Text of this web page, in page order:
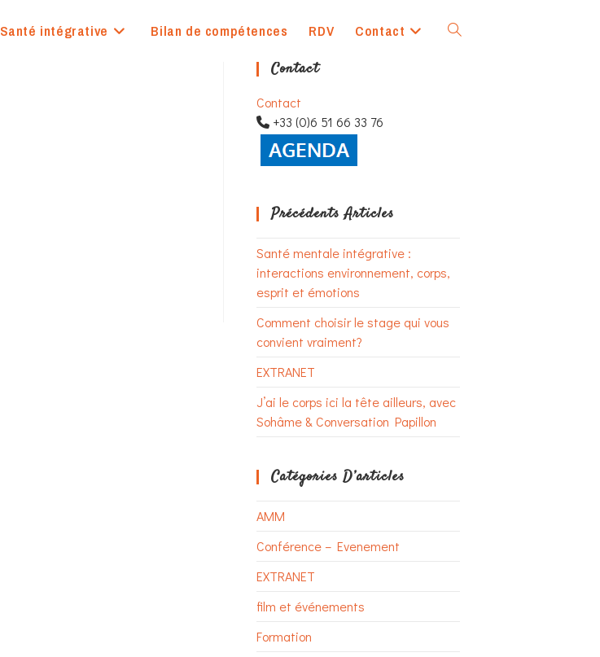
Santé intégrative Bilan de compétences RDV Contact Toggle
Contact
Contact
+33 (0)6 51 66 33 76
Précédents Articles
Santé mentale intégrative :
interactions environnement, corps,
esprit et émotions
Comment choisir le stage qui vous
convient vraiment?
EXTRANET
J’ai le corps ici la tête ailleurs, avec
Sohâme & Conversation Papillon
Catégories D’articles
AMM
Conférence – Evenement
EXTRANET
film et événements
Formation